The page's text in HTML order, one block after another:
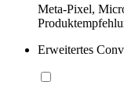
Meta-Pixel,
Erweitertes